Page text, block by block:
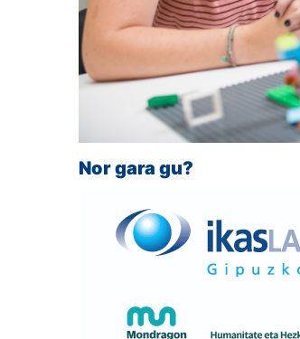
Nor gara gu?